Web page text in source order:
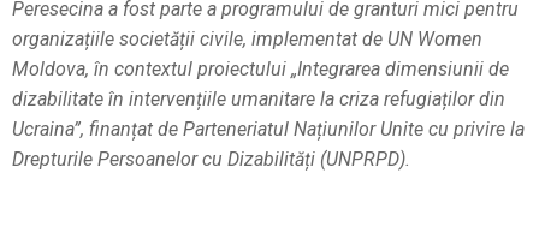
Peresecina a fost parte a programului de granturi mici pentru
organizațiile societății civile, implementat de UN Women
Moldova, în contextul proiectului „Integrarea dimensiunii de
dizabilitate în intervențiile umanitare la criza refugiaților din
Ucraina”, finanțat de Parteneriatul Națiunilor Unite cu privire la
Drepturile Persoanelor cu Dizabilități (UNPRPD).